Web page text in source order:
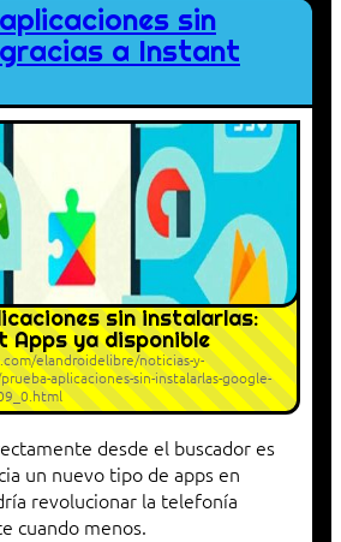
sin
a Instant
sin instalarlas:
Apps ya disponible
elandroidelibre/noticias-y-
aplicaciones-sin-instalarlas-google-
desde el buscador es
un nuevo tipo de apps en
revolucionar la telefonía
cuando menos.